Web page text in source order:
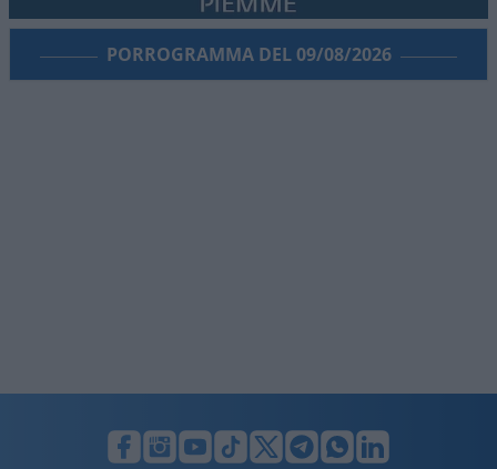
PORROGRAMMA DEL 09/08/2026